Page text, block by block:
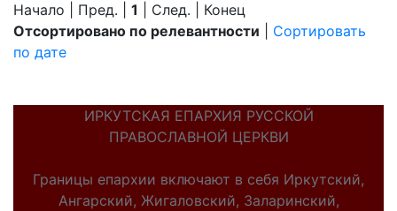
Начало | Пред. | 1 | След. | Конец
Отсортировано по релевантности
Сортировать
по дате
ИРКУТСКАЯ ЕПАРХИЯ РУССКОЙ
ПРАВОСЛАВНОЙ ЦЕРКВИ
Границы епархии включают в себя Иркутский,
Ангарский, Жигаловский, Заларинский,